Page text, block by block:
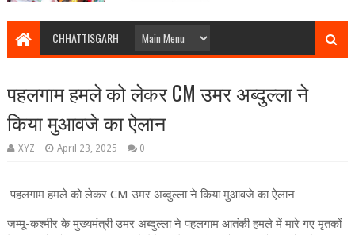
CHHATTISGARH
पहलगाम हमले को लेकर CM उमर अब्दुल्ला ने
किया मुआवजे का ऐलान
XYZ April 23, 2025 0
पहलगाम हमले को लेकर CM उमर अब्दुल्ला ने किया मुआवजे का ऐलान
जम्मू-कश्मीर के मुख्यमंत्री उमर अब्दुल्ला ने पहलगाम ​आतंकी हमले में मारे गए मृतकों